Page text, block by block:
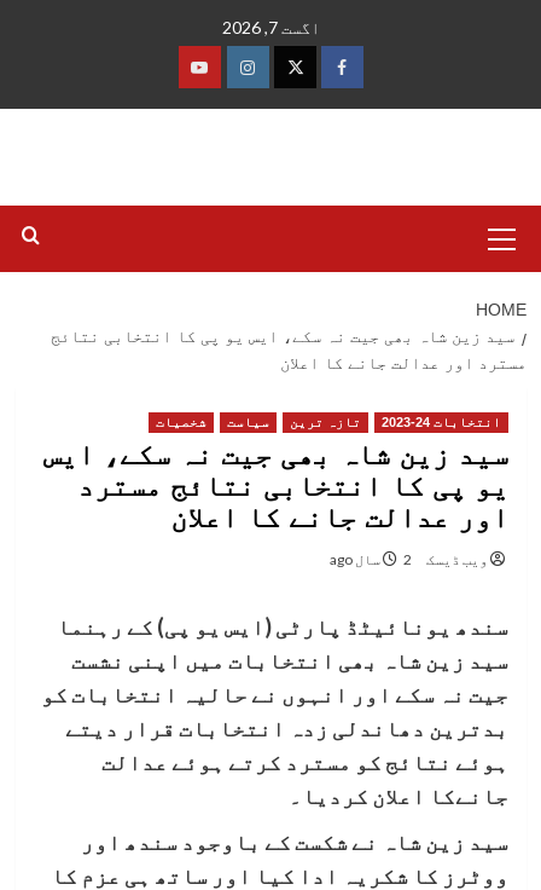
اگست 7, 2026
فیس
ٹوئٹرانسٹاگرام
یوٹیوب
Menu
HOME
سید زین شاہ بھی جیت نہ سکے، ایس یو پی کا انتخابی نتائج
مسترد اور عدالت جانے کا اعلان
انتخابات 24-2023 تازہ ترین سیاست شخصیات
سید زین شاہ بھی جیت نہ سکے، ایس
یو پی کا انتخابی نتائج مسترد
اور عدالت جانے کا اعلان
ویب ڈیسک 2 سال ago
سندھ یونائیٹڈ پارٹی (ایس یو پی) کے رہنما
سید زین شاہ بھی انتخابات میں اپنی نشست
جیت نہ سکے اور انہوں نے حالیہ انتخابات کو
بدترین دھاندلی زدہ انتخابات قرار دیتے
ہوئے نتائج کو مسترد کرتے ہوئے عدالت
جانےکا اعلان کردیا۔
سید زین شاہ نے شکست کے باوجود سندھ اور
ووٹرز کا شکریہ ادا کیا اور ساتھ ہی عزم کا